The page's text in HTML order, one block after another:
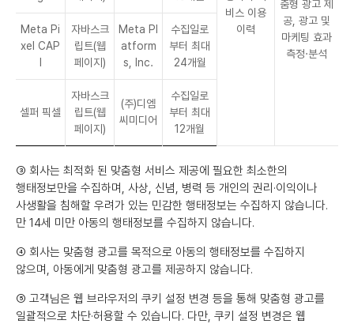
비스 이용
이력
춤형 광고 제
공, 광고 및
마케팅 효과
측정·분석
Meta Pi
xel CAP
자바스크
립트(웹
페이지)
Meta Pl
atform
s, Inc.
수집일로
부터 최대
24개월
셀퍼 픽셀
자바스크
립트(웹
페이지)
(주)디엠
씨미디어
수집일로
부터 최대
12개월
③ 회사는 최적화 된 맞춤형 서비스 제공에 필요한 최소한의
행태정보만을 수집하며, 사상, 신념, 병력 등 개인의 권리·이익이나
사생활을 침해할 우려가 있는 민감한 행태정보는 수집하지 않습니다.
만 14세 미만 아동의 행태정보를 수집하지 않습니다.
④ 회사는 맞춤형 광고를 목적으로 아동의 행태정보를 수집하지
않으며, 아동에게 맞춤형 광고를 제공하지 않습니다.
⑤ 고객님은 웹 브라우저의 쿠키 설정 변경 등을 통해 맞춤형 광고를
일괄적으로 차단·허용할 수 있습니다. 다만, 쿠키 설정 변경은 웹